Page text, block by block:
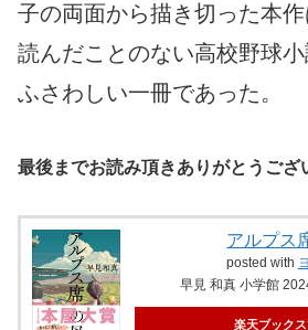
子の両面から描き切った本作
読んだことのない高校野球
ふさわしい一冊であった。
最後までお読み頂きありがとうござ
アルプス
posted with
早見 和真 小学館
楽天ブックス